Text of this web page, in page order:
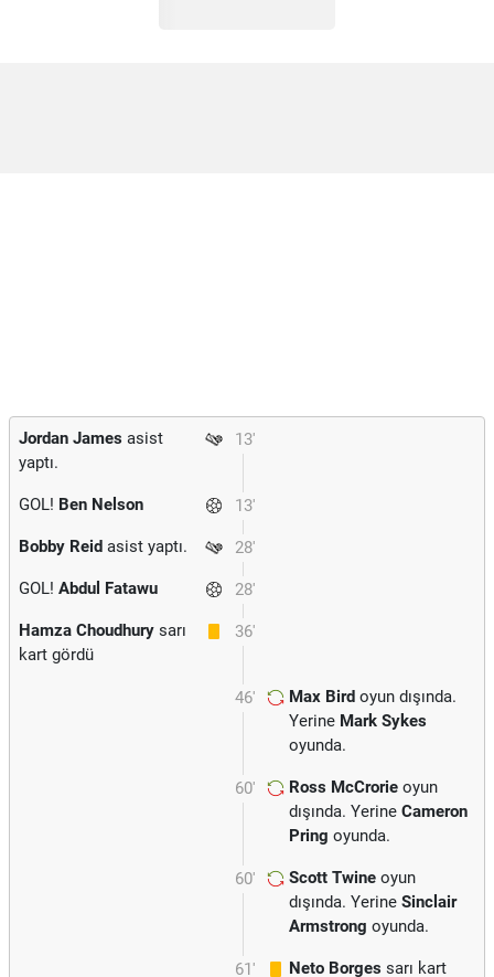
13'
Jordan James asist
yaptı.
13'
GOL! Ben Nelson
28'
Bobby Reid asist yaptı.
28'
GOL! Abdul Fatawu
36'
Hamza Choudhury sarı
kart gördü
46' Max Bird oyun dışında.
Yerine Mark Sykes
oyunda.
60' Ross McCrorie oyun
dışında. Yerine Cameron
Pring oyunda.
60' Scott Twine oyun
dışında. Yerine Sinclair
Armstrong oyunda.
61' Neto Borges sarı kart